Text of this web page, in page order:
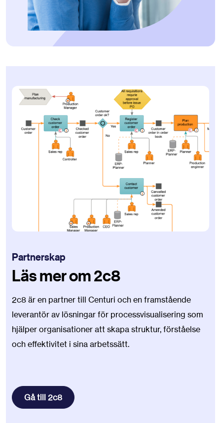
Partnerskap
Läs mer om 2c8
2c8 är en partner till Centuri och en framstående
leverantör av lösningar för processvisualisering som
hjälper organisationer att skapa struktur, förståelse
och effektivitet i sina arbetssätt.
Gå till 2c8